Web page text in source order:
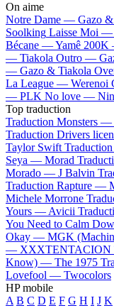
On aime
Notre Dame — Gazo
Soolking Laisse Moi —
Bécane —Yamê
— Tiakola Outro —
— Gazo & Tiakola
La League — Werenoi
— PLK No love —
Top traduction
Traduction Monsters —
Traduction Drivers
Taylor Swift
Seya — Morad
Morado — J Balvin
Traduction Rapture —
Michele Morrone
Yours — Avicii
You Need to Calm
Okay — MGK
— XXXTENTACION
Know) — The 1975
Lovefool — Twocolors
HP mobile
A B C D E F G H I J K